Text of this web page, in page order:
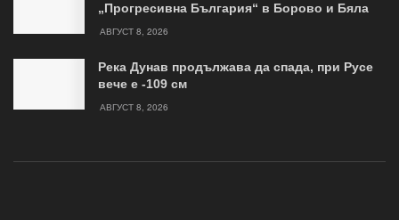
„Прогресивна България“ в Борово и Бяла
АВГУСТ 8, 2026
Река Дунав продължава да спада, при Русе
вече е -109 см
АВГУСТ 8, 2026